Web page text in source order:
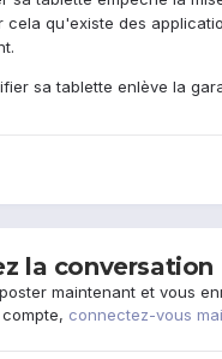
cela qu'existe des
sa tablette enlève la
la conversation
maintenant et vous
connectez-vous